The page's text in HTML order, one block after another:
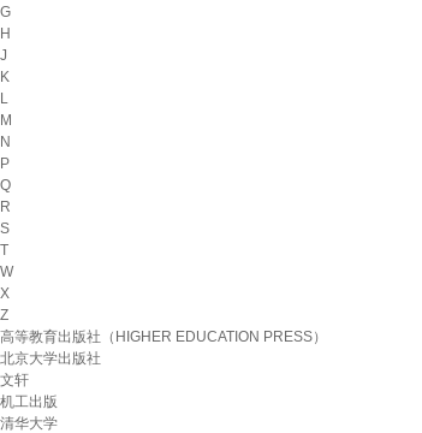
G
H
J
K
L
M
N
P
Q
R
S
T
W
X
Z
高等教育出版社（HIGHER EDUCATION PRESS）
北京大学出版社
文轩
机工出版
清华大学